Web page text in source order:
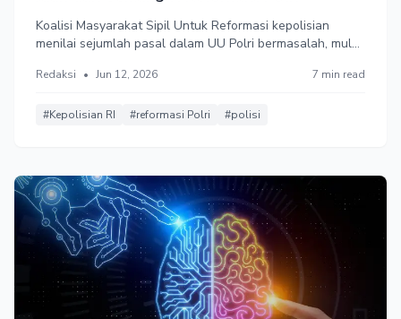
Koalisi Masyarakat Sipil Untuk Reformasi kepolisian
menilai sejumlah pasal dalam UU Polri bermasalah, mulai
memperkuat peran Kompolnas.
Redaksi • Jun 12, 2026 7 min read
#Kepolisian RI #reformasi Polri #polisi